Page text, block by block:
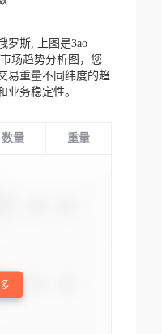
罗斯,
上图是Зао
场趋势分析图，您
易重量不同纬度的趋
业务稳定性。
数量 重量